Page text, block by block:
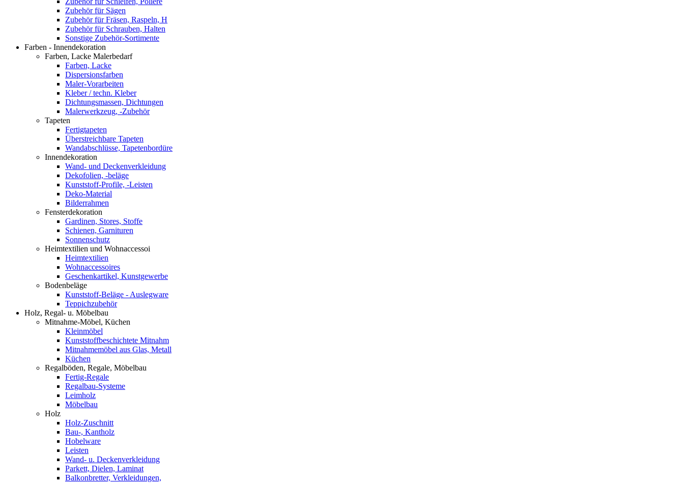
Zubehör für Sägen
Zubehör für Fräsen, Raspeln, H
Zubehör für Schrauben, Halten
Sonstige Zubehör-Sortimente
Farben - Innendekoration
Farben, Lacke Malerbedarf
Farben, Lacke
Dispersionsfarben
Maler-Vorarbeiten
Kleber / techn. Kleber
Dichtungsmassen, Dichtungen
Malerwerkzeug, -Zubehör
Tapeten
Fertigtapeten
Überstreichbare Tapeten
Wandabschlüsse, Tapetenbordüre
Innendekoration
Wand- und Deckenverkleidung
Dekofolien, -beläge
Kunststoff-Profile, -Leisten
Deko-Material
Bilderrahmen
Fensterdekoration
Gardinen, Stores, Stoffe
Schienen, Garnituren
Sonnenschutz
Heimtextilien und Wohnaccessoi
Heimtextilien
Wohnaccessoires
Geschenkartikel, Kunstgewerbe
Bodenbeläge
Kunststoff-Beläge - Auslegware
Teppichzubehör
Holz, Regal- u. Möbelbau
Mitnahme-Möbel, Küchen
Kleinmöbel
Kunststoffbeschichtete Mitnahm
Mitnahmemöbel aus Glas, Metall
Küchen
Regalböden, Regale, Möbelbau
Fertig-Regale
Regalbau-Systeme
Leimholz
Möbelbau
Holz
Holz-Zuschnitt
Bau-, Kantholz
Hobelware
Leisten
Wand- u. Deckenverkleidung
Parkett, Dielen, Laminat
Balkonbretter, Verkleidungen,